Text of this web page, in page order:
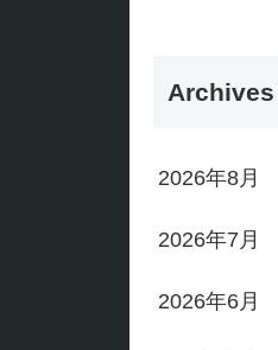
Archives
2026年8月
2026年7月
2026年6月